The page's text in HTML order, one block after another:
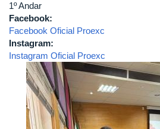
1º Andar
Facebook:
Facebook Oficial Proexc
Instagram:
Instagram Oficial Proexc